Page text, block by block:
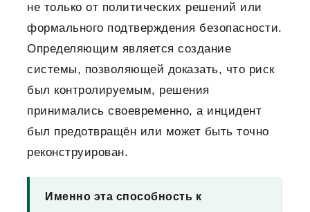
не только от политических решений или
формального подтверждения безопасности.
Определяющим является создание
системы, позволяющей доказать, что риск
был контролируемым, решения
принимались своевременно, а инцидент
был предотвращён или может быть точно
реконструирован.
Именно эта способность к